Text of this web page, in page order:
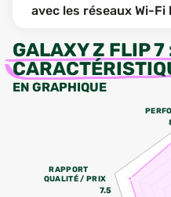
avec les réseaux Wi-
GALAXY Z FLIP 7
EN GRAPHIQUE
RAPPORT
QUALITÉ / PRIX
7.5